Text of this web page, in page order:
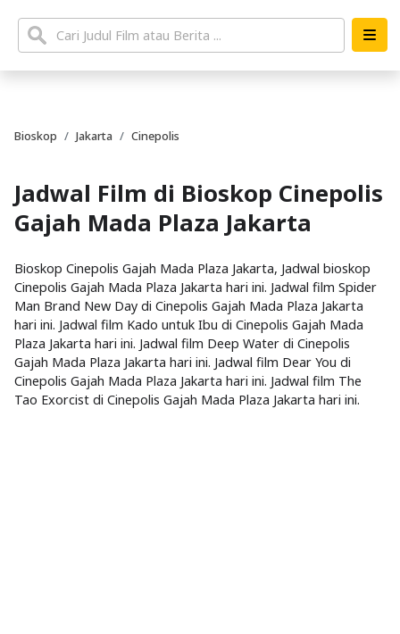
Bioskop Jakarta Cinepolis
Jadwal Film di Bioskop Cinepolis
Gajah Mada Plaza Jakarta
Bioskop Cinepolis Gajah Mada Plaza Jakarta, Jadwal bioskop
Cinepolis Gajah Mada Plaza Jakarta hari ini. Jadwal film Spider
Man Brand New Day di Cinepolis Gajah Mada Plaza Jakarta
hari ini. Jadwal film Kado untuk Ibu di Cinepolis Gajah Mada
Plaza Jakarta hari ini. Jadwal film Deep Water di Cinepolis
Gajah Mada Plaza Jakarta hari ini. Jadwal film Dear You di
Cinepolis Gajah Mada Plaza Jakarta hari ini. Jadwal film The
Tao Exorcist di Cinepolis Gajah Mada Plaza Jakarta hari ini.